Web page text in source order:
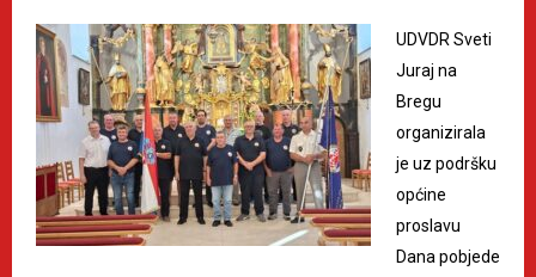
UDVDR Sveti
Juraj na
Bregu
organizirala
je uz podršku
općine
proslavu
Dana pobjede